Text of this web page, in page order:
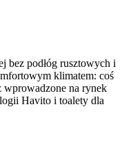
bez podłóg rusztowych i
klimatem: coś
wprowadzone na rynek
Havito i toalety dla